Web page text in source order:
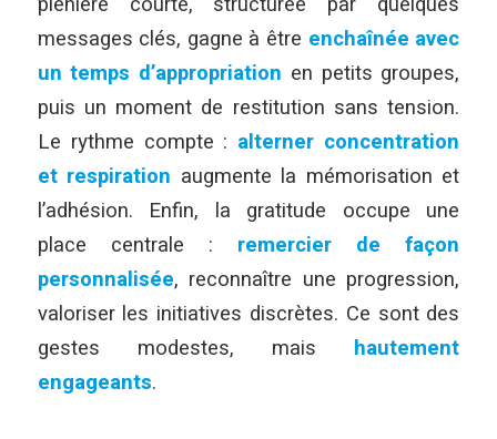
messages clés, gagne à être enchaînée avec
un temps d’appropriation en petits groupes,
puis un moment de restitution sans tension.
Le rythme compte : alterner concentration
et respiration augmente la mémorisation et
l’adhésion. Enfin, la gratitude occupe une
place centrale : remercier de façon
personnalisée, reconnaître une progression,
valoriser les initiatives discrètes. Ce sont des
gestes modestes, mais hautement
engageants.